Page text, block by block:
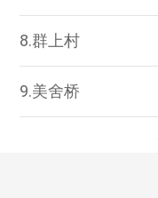
8.群上村
9.美舍桥